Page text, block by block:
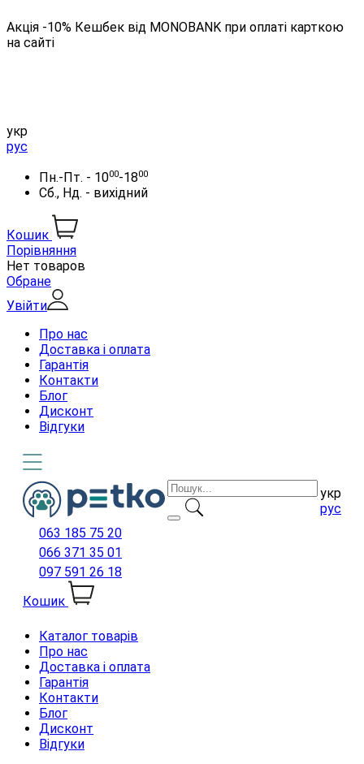
Акція -10% Кешбек від MONOBANK при оплаті карткою
на сайті
укр
рус
Пн.-Пт. - 1000-1800
Сб., Нд. - вихідний
Кошик
Порівняння
Нет товаров
Обране
Увійти
Про нас
Доставка і оплата
Гарантія
Контакти
Блог
Дисконт
Відгуки
укр
рус
063 185 75 20
066 371 35 01
097 591 26 18
Кошик
Каталог товарів
Про нас
Доставка і оплата
Гарантія
Контакти
Блог
Дисконт
Відгуки